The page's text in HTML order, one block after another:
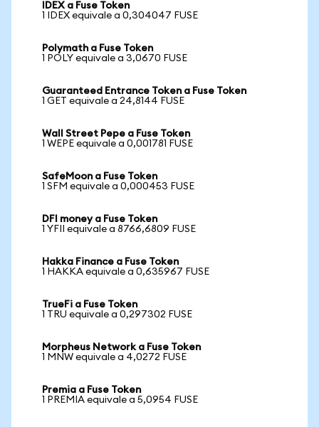
IDEX a Fuse Token
1 IDEX equivale a 0,304047 FUSE
Polymath a Fuse Token
1 POLY equivale a 3,0670 FUSE
Guaranteed Entrance Token a Fuse Token
1 GET equivale a 24,8144 FUSE
Wall Street Pepe a Fuse Token
1 WEPE equivale a 0,001781 FUSE
SafeMoon a Fuse Token
1 SFM equivale a 0,000453 FUSE
DFI money a Fuse Token
1 YFII equivale a 8766,6809 FUSE
Hakka Finance a Fuse Token
1 HAKKA equivale a 0,635967 FUSE
TrueFi a Fuse Token
1 TRU equivale a 0,297302 FUSE
Morpheus Network a Fuse Token
1 MNW equivale a 4,0272 FUSE
Premia a Fuse Token
1 PREMIA equivale a 5,0954 FUSE